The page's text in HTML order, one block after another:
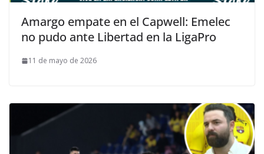
Amargo empate en el Capwell: Emelec
no pudo ante Libertad en la LigaPro
11 de mayo de 2026